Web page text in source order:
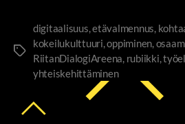
digitaalisuus ,etävalmennus
kokeilukulttuuri ,oppiminen
RiitanDialogiAreena rubiikki ,
yhteiskehittäminen